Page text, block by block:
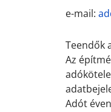
e-mail:
Teendők
Az
Adót